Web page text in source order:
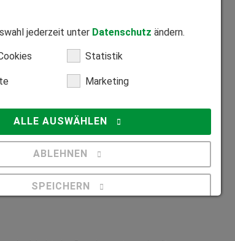
Abteilungen, sammeln
Aufgaben herangeführt. Ziel ist es
zu vermitteln, sondern ihnen auch
wohlfühlen, Verantwortung
und sich aktiv in das
jederzeit unter Datenschutz ändern.
Statistik
Marketing
ALLE AUSWÄHLEN
ABLEHNEN
SPEICHERN